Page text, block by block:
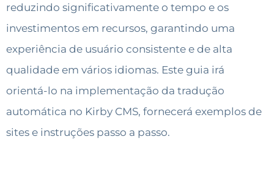
reduzindo significativamente o tempo e os
investimentos em recursos, garantindo uma
experiência de usuário consistente e de alta
qualidade em vários idiomas. Este guia irá
orientá-lo na implementação da tradução
automática no Kirby CMS, fornecerá exemplos de
sites e instruções passo a passo.